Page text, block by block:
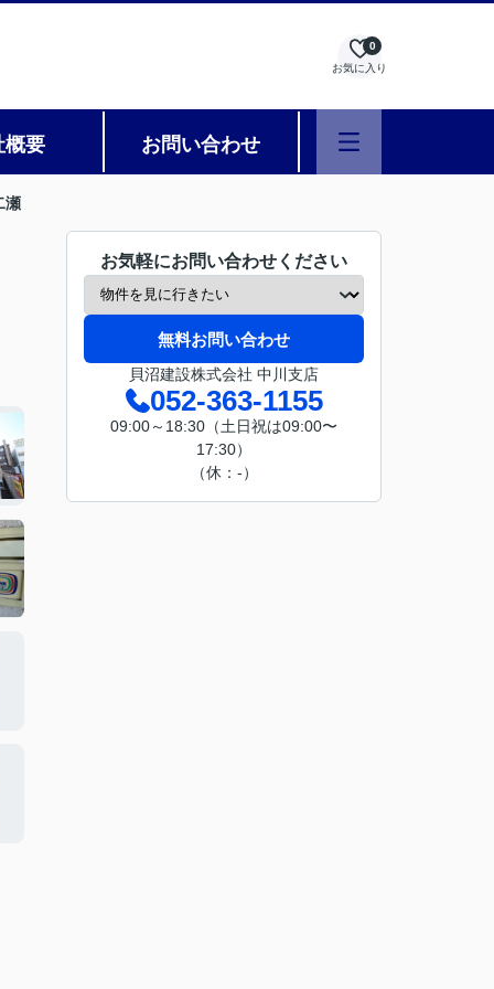
お気に入り
0
概要 お問い合わせ
瀬
お気軽にお問い合わせください
無料お問い合わせ
貝沼建設株式会社 中川支店
052-363-1155
09:00～18:30（土日祝は09:00〜
17:30）
（休：-）